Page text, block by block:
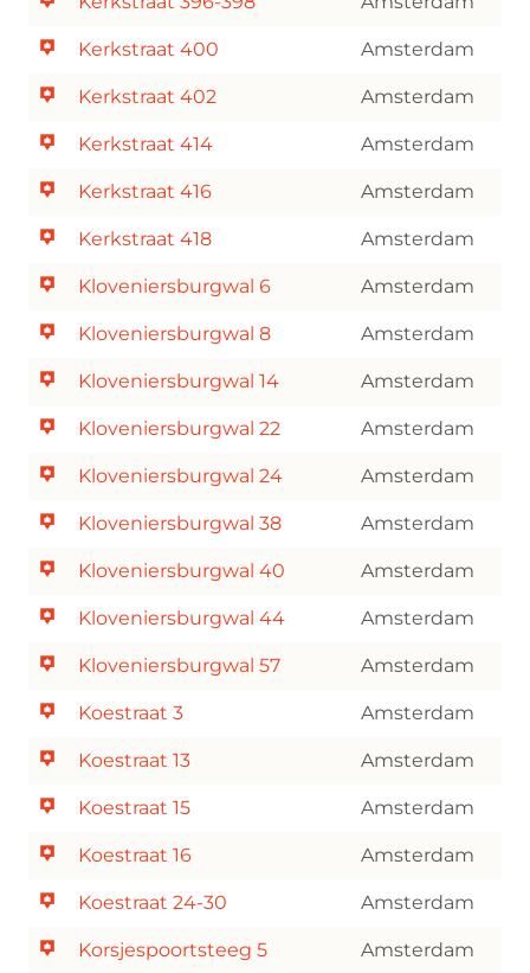
Kerkstraat 400 Amsterdam
Kerkstraat 402 Amsterdam
Kerkstraat 414 Amsterdam
Kerkstraat 416 Amsterdam
Kerkstraat 418 Amsterdam
Kloveniersburgwal 6 Amsterdam
Kloveniersburgwal 8 Amsterdam
Kloveniersburgwal 14 Amsterdam
Kloveniersburgwal 22 Amsterdam
Kloveniersburgwal 24 Amsterdam
Kloveniersburgwal 38 Amsterdam
Kloveniersburgwal 40 Amsterdam
Kloveniersburgwal 44 Amsterdam
Kloveniersburgwal 57 Amsterdam
Koestraat 3 Amsterdam
Koestraat 13 Amsterdam
Koestraat 15 Amsterdam
Koestraat 16 Amsterdam
Koestraat 24-30 Amsterdam
Korsjespoortsteeg 5 Amsterdam